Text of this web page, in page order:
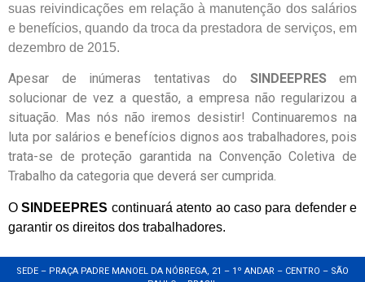
suas reivindicações em relação à manutenção dos salários
e benefícios, quando da troca da prestadora de serviços, em
dezembro de 2015.
Apesar de inúmeras tentativas do SINDEEPRESem
solucionar de vez a questão, a empresa não regularizou a
situação. Mas nós não iremos desistir! Continuaremos na
luta por salários e benefícios dignos aos trabalhadores, pois
trata-se de proteção garantida na Convenção Coletiva de
Trabalho da categoria que deverá ser cumprida.
OSINDEEPRES continuará atento ao caso para defender e
garantir os direitos dos trabalhadores.
SEDE – PRAÇA PADRE MANOEL DA NÓBREGA, 21 – 1º ANDAR – CENTRO – SÃO